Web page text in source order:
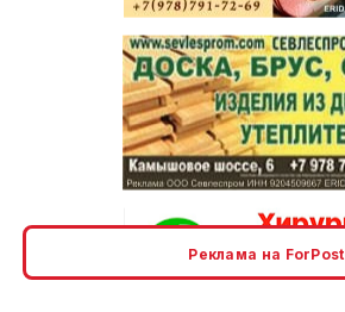
Реклама на ForPost